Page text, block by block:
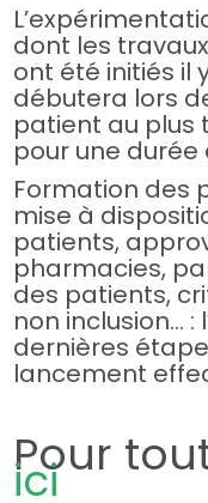
dont les
ont été initiés il
débutera lors
patient au plus
pour une durée
Formation des
mise à
patients,
pharmacies,
des patients,
non inclusion… :
dernières
lancement
Pour
ici